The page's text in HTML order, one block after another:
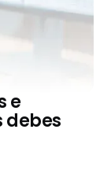
e
debes